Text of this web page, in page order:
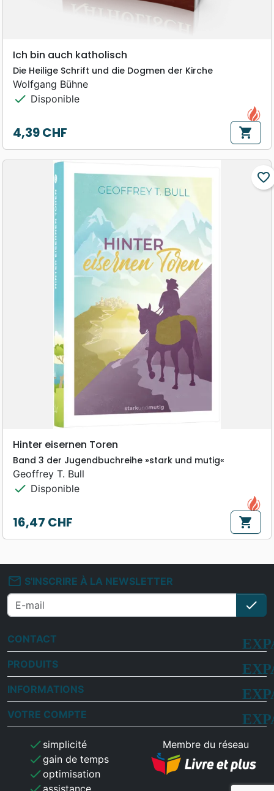
Ich bin auch katholisch
Die Heilige Schrift und die Dogmen der Kirche
Wolfgang Bühne
check Disponible
Prix
4,39 CHF shopping_cart
favorite_border
Hinter eisernen Toren
Band 3 der Jugendbuchreihe »stark und mutig«
Geoffrey T. Bull
check Disponible
Prix
16,47 CHF shopping_cart
mail_outline S'INSCRIRE À LA NEWSLETTER
check
CONTACT
PRODUITS
INFORMATIONS
VOTRE COMPTE
check simplicité
checkgain de temps
checkoptimisation
Membre du réseau